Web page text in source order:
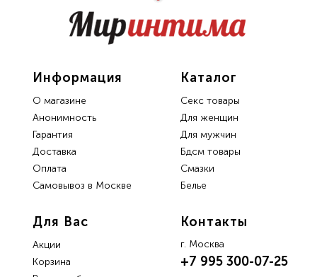
Каталог
Секс товары
Для женщин
Для мужчин
Бдсм товары
Смазки
Белье
Информация
О магазине
Анонимность
Гарантия
Доставка
Oплата
Самовывоз в Москве
Для Вас
Акции
Корзина
Контакты
г. Москва
+7 995 300-07-25